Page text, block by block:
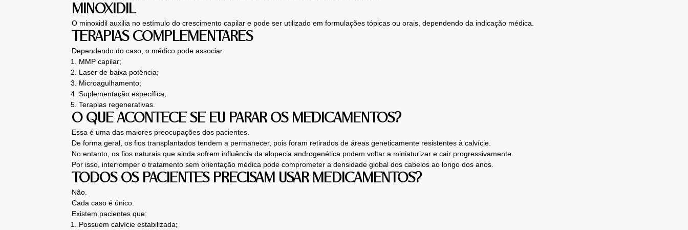
MINOXIDIL
O minoxidil auxilia no estímulo do crescimento capilar e pode ser utilizado em formulações tópicas ou orais, dependendo da indicação médica.
TERAPIAS COMPLEMENTARES
Dependendo do caso, o médico pode associar:
MMP capilar;
Laser de baixa potência;
Microagulhamento;
Suplementação específica;
Terapias regenerativas.
O QUE ACONTECE SE EU PARAR OS MEDICAMENTOS?
Essa é uma das maiores preocupações dos pacientes.
De forma geral, os fios transplantados tendem a permanecer, pois foram retirados de áreas geneticamente resistentes à calvície.
No entanto, os fios naturais que ainda sofrem influência da alopecia androgenética podem voltar a miniaturizar e cair progressivamente.
Por isso, interromper o tratamento sem orientação médica pode comprometer a densidade global dos cabelos ao longo dos anos.
TODOS OS PACIENTES PRECISAM USAR MEDICAMENTOS?
Não.
Cada caso é único.
Existem pacientes que:
Possuem calvície estabilizada;